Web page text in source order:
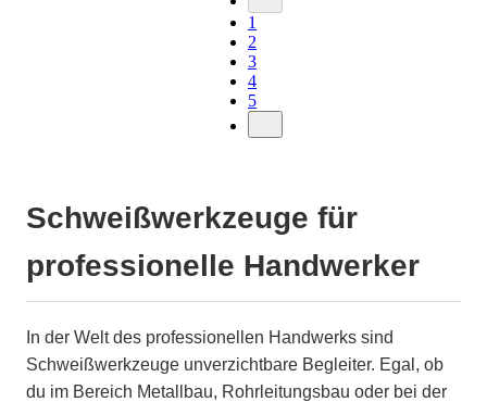
1
2
3
4
5
Schweißwerkzeuge für
professionelle Handwerker
In der Welt des professionellen Handwerks sind
Schweißwerkzeuge unverzichtbare Begleiter. Egal, ob
du im Bereich Metallbau, Rohrleitungsbau oder bei der